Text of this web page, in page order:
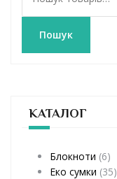
к
Пошук
КАТАЛОГ
Блокноти (6)
Еко сумки (35)